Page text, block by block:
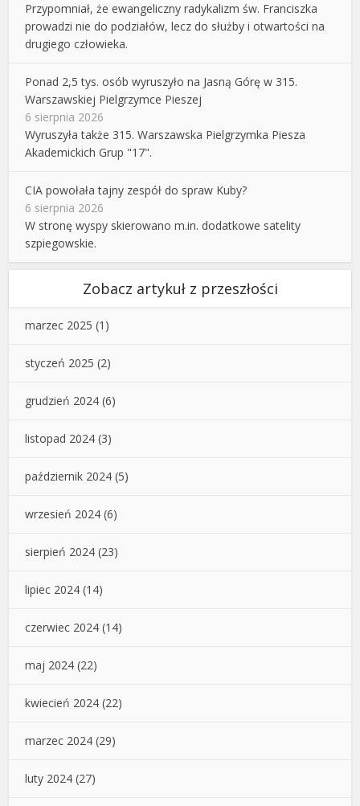
Przypomniał, że ewangeliczny radykalizm św. Franciszka
prowadzi nie do podziałów, lecz do służby i otwartości na
drugiego człowieka.
Ponad 2,5 tys. osób wyruszyło na Jasną Górę w 315.
Warszawskiej Pielgrzymce Pieszej
6 sierpnia 2026
Wyruszyła także 315. Warszawska Pielgrzymka Piesza
Akademickich Grup "17".
CIA powołała tajny zespół do spraw Kuby?
6 sierpnia 2026
W stronę wyspy skierowano m.in. dodatkowe satelity
szpiegowskie.
Zobacz artykuł z przeszłości
marzec 2025 (1)
styczeń 2025 (2)
grudzień 2024 (6)
listopad 2024 (3)
październik 2024 (5)
wrzesień 2024 (6)
sierpień 2024 (23)
lipiec 2024 (14)
czerwiec 2024 (14)
maj 2024 (22)
kwiecień 2024 (22)
marzec 2024 (29)
luty 2024 (27)